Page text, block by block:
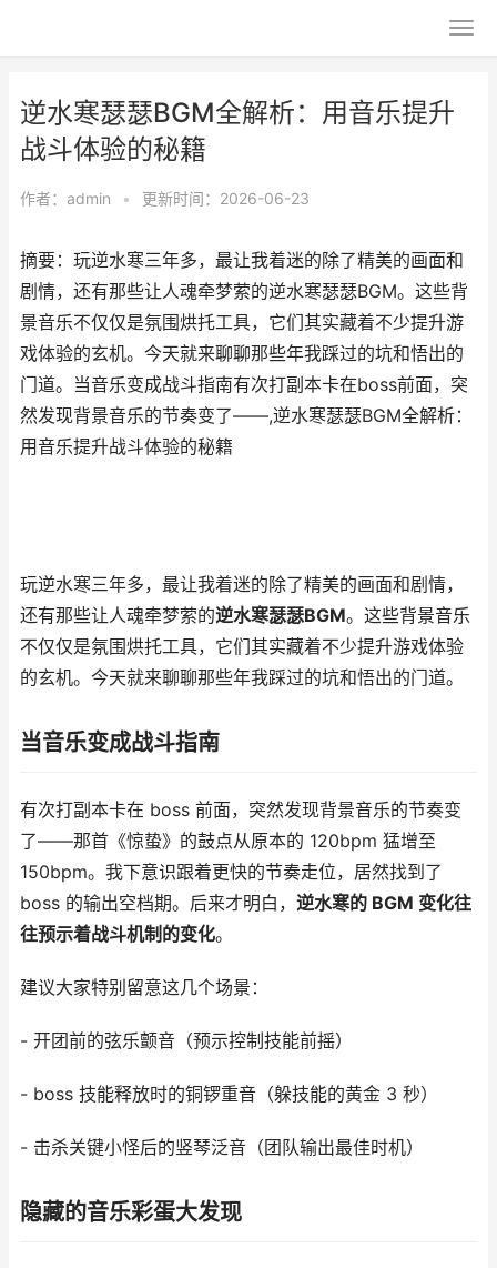
逆水寒瑟瑟BGM全解析：用音乐提升
战斗体验的秘籍
作者： admin • 更新时间：2026-06-23
摘要：玩逆水寒三年多，最让我着迷的除了精美的画面和
剧情，还有那些让人魂牵梦萦的逆水寒瑟瑟BGM。这些背
景音乐不仅仅是氛围烘托工具，它们其实藏着不少提升游
戏体验的玄机。今天就来聊聊那些年我踩过的坑和悟出的
门道。当音乐变成战斗指南有次打副本卡在boss前面，突
然发现背景音乐的节奏变了——,逆水寒瑟瑟BGM全解析：
用音乐提升战斗体验的秘籍
玩逆水寒三年多，最让我着迷的除了精美的画面和剧情，
还有那些让人魂牵梦萦的逆水寒瑟瑟BGM。这些背景音乐
不仅仅是氛围烘托工具，它们其实藏着不少提升游戏体验
的玄机。今天就来聊聊那些年我踩过的坑和悟出的门道。
当音乐变成战斗指南
有次打副本卡在 boss 前面，突然发现背景音乐的节奏变
了——那首《惊蛰》的鼓点从原本的 120bpm 猛增至
150bpm。我下意识跟着更快的节奏走位，居然找到了
boss 的输出空档期。后来才明白， 逆水寒的 BGM 变化往
往预示着战斗机制的变化。
建议大家特别留意这几个场景：
- 开团前的弦乐颤音（预示控制技能前摇）
- boss 技能释放时的铜锣重音（躲技能的黄金 3 秒）
- 击杀关键小怪后的竖琴泛音（团队输出最佳时机）
隐藏的音乐彩蛋大发现